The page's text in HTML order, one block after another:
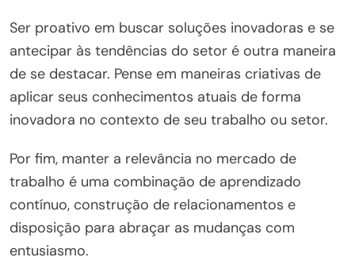
Ser proativo em buscar soluções inovadoras e se
antecipar às tendências do setor é outra maneira
de se destacar. Pense em maneiras criativas de
aplicar seus conhecimentos atuais de forma
inovadora no contexto de seu trabalho ou setor.
Por fim, manter a relevância no mercado de
trabalho é uma combinação de aprendizado
contínuo, construção de relacionamentos e
disposição para abraçar as mudanças com
entusiasmo.